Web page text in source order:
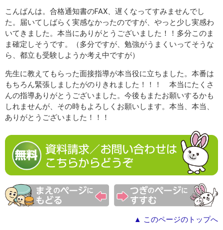
こんばんは。合格通知書のFAX、遅くなってすみませんでし
た。届いてしばらく実感なかったのですが、やっと少し実感わ
いてきました。本当にありがとうございました！！多分このま
ま確定しそうです。（多分ですが、勉強がうまくいってそうな
ら、都立も受験しようか考え中ですが）
先生に教えてもらった面接指導が本当役に立ちました。本番は
もちろん緊張しましたがのりきれました！！！ 本当にたくさ
んの指導ありがとうございました。今後もまたお願いするかも
しれませんが、その時もよろしくお願いします。本当、本当、
ありがとうございました！！！
▲ このページのトップへ